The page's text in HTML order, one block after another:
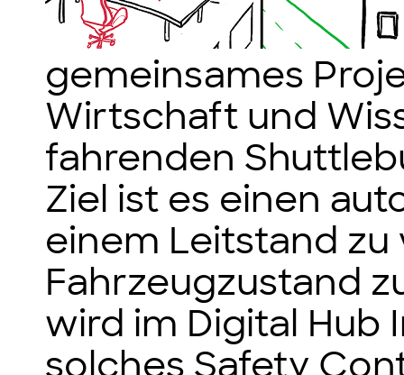
gemeinsames
Wirtschaft und
fahrenden
Ziel ist es einen
einem Leitstand
Fahrzeugzustand
wird im Digital Hub
solches Safety